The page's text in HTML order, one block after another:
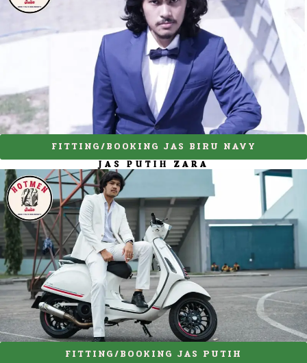
FITTING/BOOKING JAS BIRU NAVY
JAS PUTIH ZARA
FITTING/BOOKING JAS PUTIH